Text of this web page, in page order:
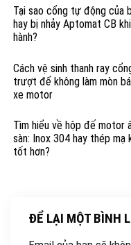
Tại sao cổng tự động của
hay bị nhảy Aptomat CB
hành?
Cách vệ sinh thanh ray
trượt để không làm mòn
xe motor
Tìm hiểu về hộp đế motor
sàn: Inox 304 hay thép mạ
tốt hơn?
ĐỂ LẠI MỘT BÌNH